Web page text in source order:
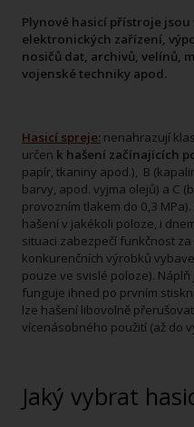
Plynové hasicí přístroje
elektronických zařízení,
nosičů dat, archivů, velínů,
vojenské techniky apod.
Hasicí spreje: nenahrazují
určen k hašení začínajících
papír, tkaniny apod.), B
barvy, apod. vyjma olejů) a C
provozním tlakem do 0,3
hašení v jakékoli poloze, i
situaci zabezpečí funkčnost
konkurenčních výrobků
pouze ve svislé poloze).
funguje ihned po prvním
lze hašení libovolně
vícenásobného použití (až do
Jaký vybrat